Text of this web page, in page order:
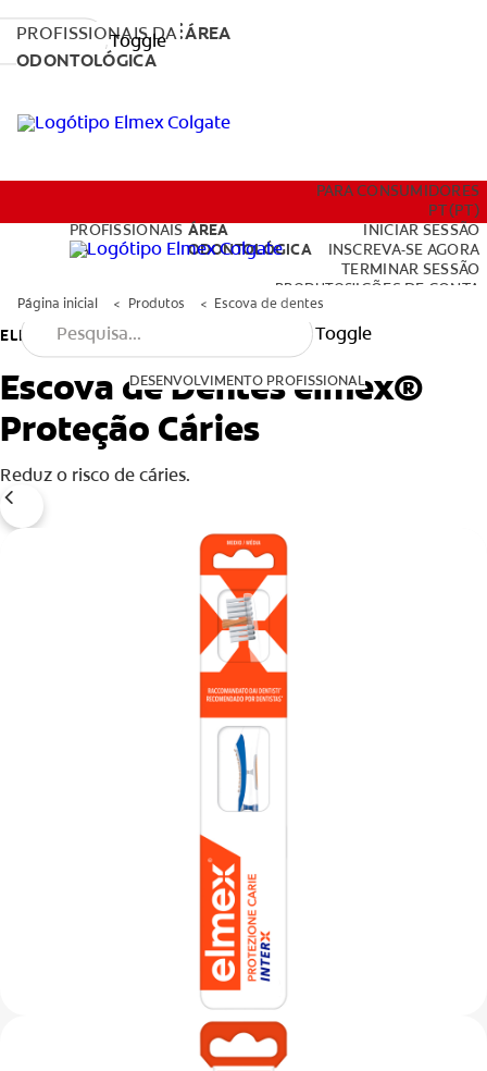
Toggle
DESENVOLVIMENTO PROFISSIONAL
DEFINIÇÕES DE CONTA
PROFISSIONAIS DAÁREA
ODONTOLÓGICA
PROFISSIONAIS
DA
ÁREA
ODONTOLÓGICA
PARA CONSUMIDORES
PT (PT)
INICIAR SESSÃO
INSCREVA-SE AGORA
TERMINAR SESSÃO
DEFINIÇÕES DE CONTA
PRODUTOS
DESENVOLVIMENTO PROFISSIONAL
Toggle
Página inicial Produtos Escova de dentes
ELMEX
Escova de Dentes elmex®
Proteção Cáries
Reduz o risco de cáries.